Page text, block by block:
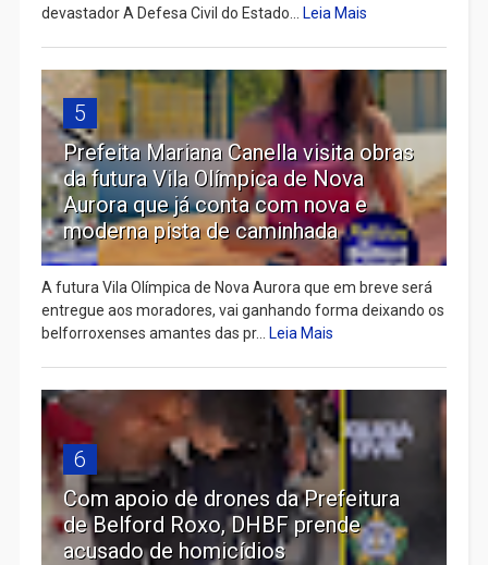
devastador A Defesa Civil do Estado... Leia Mais
5
Prefeita Mariana Canella visita obras
da futura Vila Olímpica de Nova
Aurora que já conta com nova e
moderna pista de caminhada
A futura Vila Olímpica de Nova Aurora que em breve será
entregue aos moradores, vai ganhando forma deixando os
belforroxenses amantes das pr... Leia Mais
6
Com apoio de drones da Prefeitura
de Belford Roxo, DHBF prende
acusado de homicídios